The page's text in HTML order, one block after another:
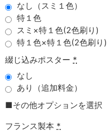
なし（スミ１色）
特１色
スミ×特１色(2色刷り)
特１色×特１色(2色刷り)
綴じ込みポスター *
なし
あり（追加料金）
■その他オプションを選択
フランス製本 *